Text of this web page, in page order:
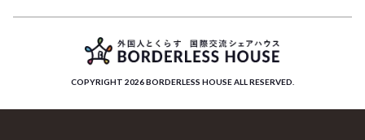
COPYRIGHT 2026 BORDERLESS HOUSE ALL RESERVED.